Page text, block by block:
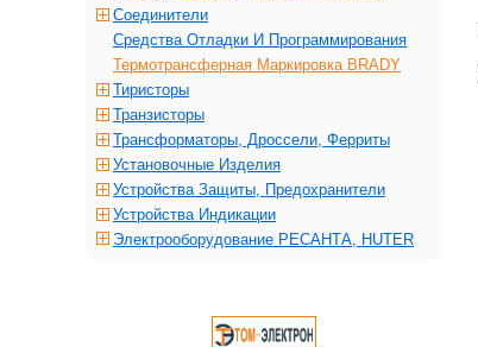
Соединители
Средства Отладки И Программирования
Термотрансферная Маркировка BRADY
Тиристоры
Транзисторы
Трансформаторы, Дроссели, Ферриты
Установочные Изделия
Устройства Защиты, Предохранители
Устройства Индикации
Электрооборудование РЕСАНТА, HUTER